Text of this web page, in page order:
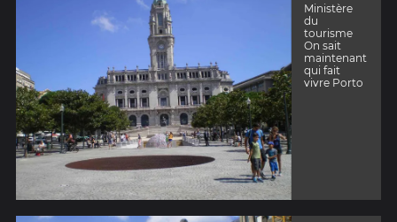
Ministère
du
tourisme
On sait
maintenant
qui fait
vivre Porto